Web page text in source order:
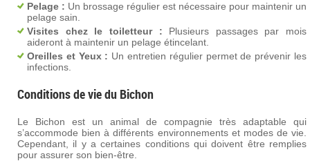
Pelage : Un brossage régulier est nécessaire pour maintenir un
pelage sain.
Visites chez le toiletteur : Plusieurs passages par mois
aideront à maintenir un pelage étincelant.
Oreilles et Yeux : Un entretien régulier permet de prévenir les
infections.
Conditions de vie du Bichon
Le Bichon est un animal de compagnie très adaptable qui
s’accommode bien à différents environnements et modes de vie.
Cependant, il y a certaines conditions qui doivent être remplies
pour assurer son bien-être.